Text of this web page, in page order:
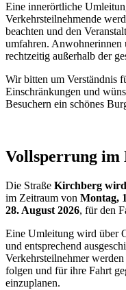
Eine innerörtliche
Verkehrsteilnehmende
beachten und den
umfahren. Anwohnerinnen
rechtzeitig außerhalb der
Wir bitten um Verständnis
Einschränkungen und
Besuchern ein schönes
Vollsperrung
Die Straße Kirchberg
im Zeitraum von Montag,
28. August 2026, für den
Eine Umleitung wird über
und entsprechend
Verkehrsteilnehmer
folgen und für ihre Fahrt
einzuplanen.